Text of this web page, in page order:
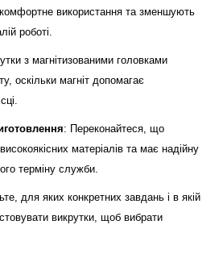
використання та зменшують
роботі.
з магнітизованими головками
оскільки магніт допомагає
: Переконайтеся, що
матеріалів та має надійну
терміну служби.
для яких конкретних завдань і в якій
викрутки, щоб вибрати